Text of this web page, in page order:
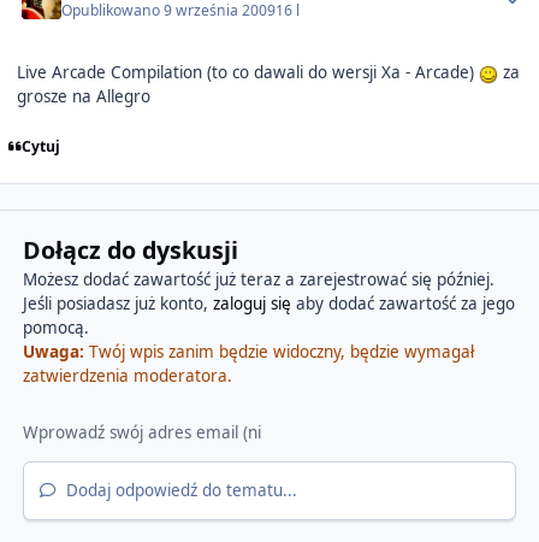
Opublikowano9 września 200916 l
Live Arcade Compilation (to co dawali do wersji Xa - Arcade)
za
grosze na Allegro
Cytuj
Dołącz do dyskusji
Możesz dodać zawartość już teraz a zarejestrować się później.
Jeśli posiadasz już konto, zaloguj się aby dodać zawartość za jego
pomocą.
Uwaga: Twój wpis zanim będzie widoczny, będzie wymagał
zatwierdzenia moderatora.
Dodaj odpowiedź do tematu...